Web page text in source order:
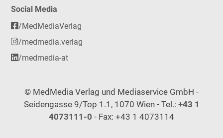
Social Media
/MedMediaVerlag
/medmedia.verlag
/medmedia-at
© MedMedia Verlag und Mediaservice GmbH -
Seidengasse 9/Top 1.1, 1070 Wien - Tel.: +43 1
4073111-0 - Fax: +43 1 4073114